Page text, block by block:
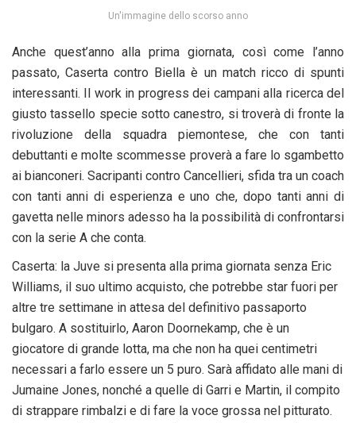
Un'immagine dello scorso anno
Anche quest’anno alla prima giornata, così come l’anno
passato, Caserta contro Biella è un match ricco di spunti
interessanti. Il work in progress dei campani alla ricerca del
giusto tassello specie sotto canestro, si troverà di fronte la
rivoluzione della squadra piemontese, che con tanti
debuttanti e molte scommesse proverà a fare lo sgambetto
ai bianconeri. Sacripanti contro Cancellieri, sfida tra un coach
con tanti anni di esperienza e uno che, dopo tanti anni di
gavetta nelle minors adesso ha la possibilità di confrontarsi
con la serie A che conta.
Caserta: la Juve si presenta alla prima giornata senza Eric
Williams, il suo ultimo acquisto, che potrebbe star fuori per
altre tre settimane in attesa del definitivo passaporto
bulgaro. A sostituirlo, Aaron Doornekamp, che è un
giocatore di grande lotta, ma che non ha quei centimetri
necessari a farlo essere un 5 puro. Sarà affidato alle mani di
Jumaine Jones, nonché a quelle di Garri e Martin, il compito
di strappare rimbalzi e di fare la voce grossa nel pitturato.